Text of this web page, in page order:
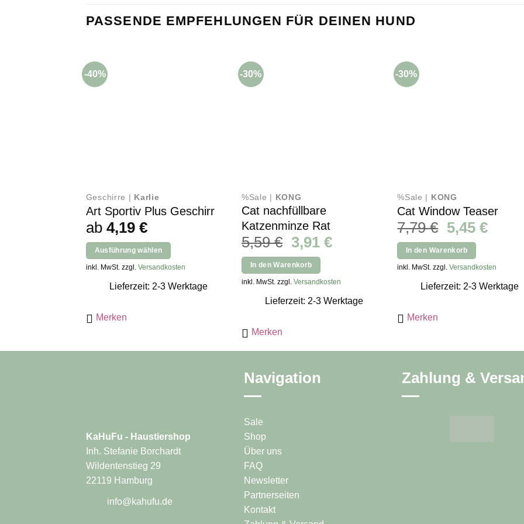
PASSENDE EMPFEHLUNGEN FÜR DEINEN HUND
-40%
Geschirre | Karlie
Art Sportiv Plus Geschirr
ab 4,19 €
Ausführung wählen
Dieses
Varianten
werden
inkl. MwSt. zzgl. Versandkosten
Lieferzeit: 2-3 Werktage
Merken
-30%
%Sale | KONG
Cat nachfüllbare
Katzenminze Rat
5,59€ Ursprünglicher
Preis
war:
5,59 €
3,91 €Aktueller
3,91 €.
In den Warenkorb
inkl. MwSt. zzgl.Versandkosten
Lieferzeit: 2-3 Werktage
Merken
-30%
%Sale | KONG
Cat Window Teaser
7,79€
Preis
war:
7,79 €
5,45€
5,45 €.
In den Warenkorb
inkl. MwSt. zzgl.Versandkosten
Lieferzeit: 2-3 Werktage
Merken
KaHuFu - Haustiershop
Inh. Stefanie Borchardt
Wildentenstieg 29
22119 Hamburg
info@kahufu.de
Navigation
Sale
Shop
Über uns
FAQ
Newsletter
Partnerseiten
Kontakt
Zahlung &